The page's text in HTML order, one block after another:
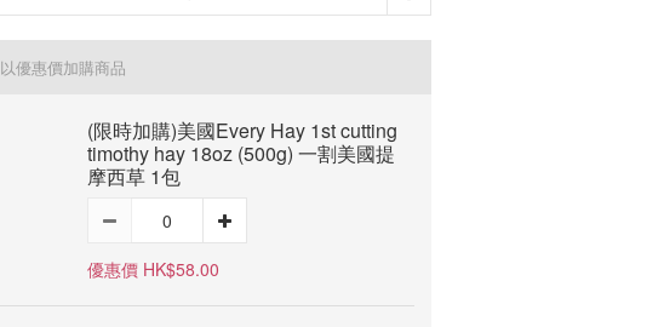
以優惠價加購商品
(限時加購)美國Every Hay 1st cutting
timothy hay 18oz (500g) 一割美國提
摩西草 1包
優惠價 HK$58.00